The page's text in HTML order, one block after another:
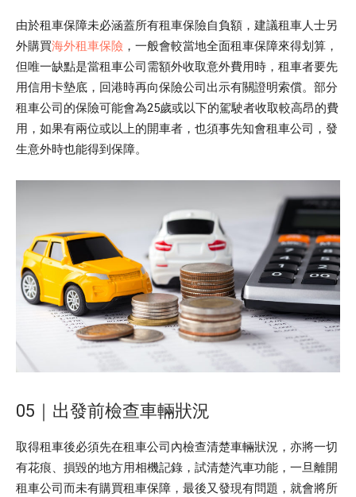
由於租車保障未必涵蓋所有租車保險自負額，建議租車人士另
外購買海外租車保險 ，一般會較當地全面租車保障來得划算，
但唯一缺點是當租車公司需額外收取意外費用時，租車者要先
用信用卡墊底，回港時再向保險公司出示有關證明索償。部分
租車公司的保險可能會為25歲或以下的駕駛者收取較高昂的費
用，如果有兩位或以上的開車者，也須事先知會租車公司，發
生意外時也能得到保障。
05｜出發前檢查車輛狀況
取得租車後必須先在租車公司內檢查清楚車輛狀況，亦將一切
有花痕、損毀的地方用相機記錄，試清楚汽車功能，一旦離開
租車公司而未有購買租車保障，最後又發現有問題，就會將所